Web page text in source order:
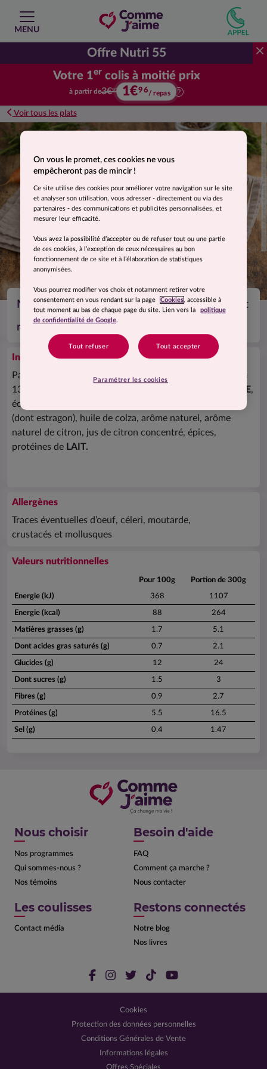
MENU
Offre Nutri 55
Votre 1er colis à moitié prix
Votre premier colis à moitié prix.
à partir de3€92 1€96/ repas
Voir tous les plats
Suggestion de présentation. Photo non contractuelle.
Merlu, sauce à l’estragon, purée de carottes et
riz
Ingrédients
Pavé
blanc 26%, riz précuit 26%, eau, carotte
13%, pomme
BLE,
échalote, fibre végétale, vin blanc, plantes aromatiques
(dont estragon), huile de colza, arôme naturel, arôme
naturel de citron, jus de citron concentré, épices,
protéines de LAIT.
Allergènes
Traces éventuelles d’oeuf, céleri, moutarde,
crustacés et mollusques
Valeurs nutritionnelles
Pour 100g Portion de 300g
Energie (kJ) 368 1107
Energie (kcal) 88 264
Matières grasses (g) 1.7 5.1
Dont acides gras saturés (g) 0.7 2.1
Glucides (g) 12 24
Dont sucres (g) 1.5 3
Fibres (g) 0.9 2.7
Protéines (g) 5.5 16.5
Sel (g) 0.4 1.47
Nous choisir
Nos programmes
Qui sommes-nous ?
Nos témoins
Besoin d'aide
FAQ
Comment ça marche ?
Nous contacter
Les coulisses
Contact média
Restons connectés
Notre blog
Nos livres
Cookies
Protection des données personnelles
Conditions Générales de Vente
Informations légales
Offres Spéciales
On vous le promet, ces cookies ne vous
empêcheront pas de mincir !
Ce site utilise des cookies pour améliorer votre navigation sur le site
et analyser son utilisation, vous adresser - directement ou via des
partenaires - des communications et publicités personnalisées, et
mesurer leur efficacité.
Vous avez la possibilité d’accepter ou de refuser tout ou une partie
de ces cookies, à l’exception de ceux nécessaires au bon
fonctionnement de ce site et à l’élaboration de statistiques
anonymisées.
Vous pourrez modifier vos choix et notamment retirer votre
consentement en vous rendant sur la page
Cookies, accessible à
tout moment au bas de chaque page du site. Lien vers la
politique
de confidentialité de Google.
Tout refuser Tout accepter
Paramétrer les cookies